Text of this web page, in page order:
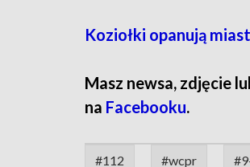
Koziołki opanują
Masz newsa, zdjęcie
na Facebooku.
#112 #wcpr